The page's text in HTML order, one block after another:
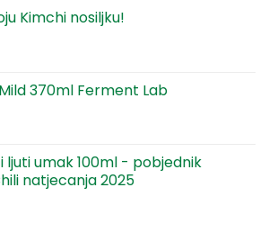
Kimchi nosiljku!
370ml Ferment Lab
ljuti umak 100ml - pobjednik
natjecanja 2025